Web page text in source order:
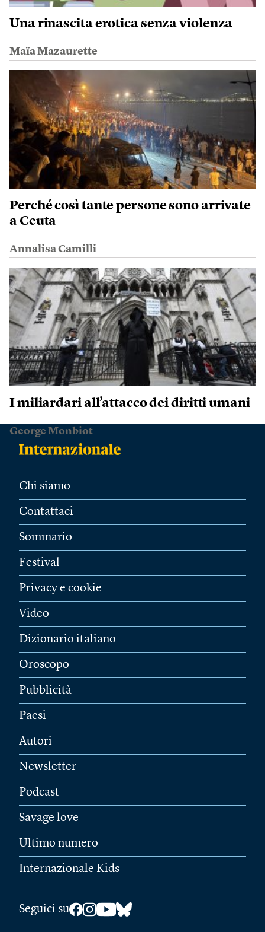
Una rinascita erotica senza violenza
Maïa Mazaurette
Perché così tante persone sono arrivate
a Ceuta
Annalisa Camilli
I miliardari all’attacco dei diritti umani
George Monbiot
Chi siamo
Contattaci
Sommario
Festival
Privacy e cookie
Video
Dizionario italiano
Oroscopo
Pubblicità
Paesi
Autori
Newsletter
Podcast
Savage love
Ultimo numero
Internazionale Kids
Seguici su